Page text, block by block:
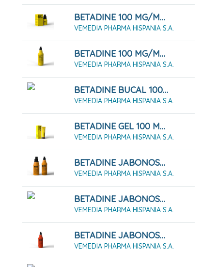
BETADINE 100 MG/ML SOLUCIÓN CUTÁNEA 50 ML
VEMEDIA PHARMA HISPANIA S.A.
BETADINE 100 MG/ML SOLUCIÓN CUTÁNEA 500 ML
VEMEDIA PHARMA HISPANIA S.A.
BETADINE BUCAL 100 MG/ML SOLUCIÓN BUCAL 125 ML
VEMEDIA PHARMA HISPANIA S.A.
BETADINE GEL 100 MG/G GEL 30 G
VEMEDIA PHARMA HISPANIA S.A.
BETADINE JABONOSO 40 MG/ML SOLUCIÓN CUTÁNEA 125 ML
VEMEDIA PHARMA HISPANIA S.A.
BETADINE JABONOSO 40 MG/ML SOLUCIÓN CUTÁNEA 500 ML
VEMEDIA PHARMA HISPANIA S.A.
BETADINE JABONOSO 75 MG/ML SOLUCIÓN CUTÁNEA 500 ML
VEMEDIA PHARMA HISPANIA S.A.